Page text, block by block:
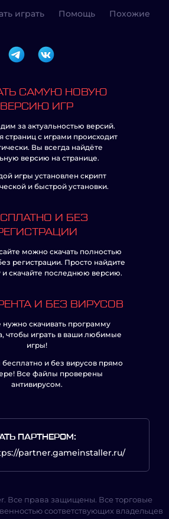
играть Помощь Похожие
САМУЮ НОВУЮ
ВЕРСИЮ ИГР
за актуальностью версий.
страниц с играми происходит
Вы всегда найдёте
версию на странице.
игры установлен скрипт
и быстрой установки.
И БЕЗ
можно скачать полностью
регистрации. Просто найдите
и скачайте последнюю версию.
И БЕЗ ВИРУСОВ
нужно скачивать программу
чтобы играть в ваши любимые
игры!
бесплатно и без вирусов прямо
Все файлы проверены
антивирусом.
ПАРТНЕРОМ:
partner.gameinstaller.ru/
Все права защищены. Все торговые
соответствующих владельцев